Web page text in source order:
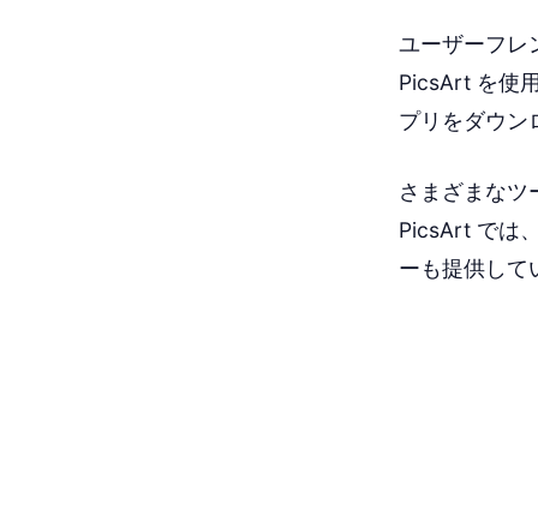
ユーザーフレ
PicsArt を使
プリをダウン
さまざまなツ
PicsArt では
ーも提供して